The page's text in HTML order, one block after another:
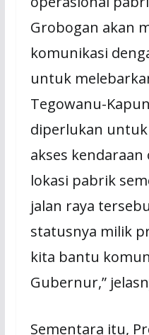
Grobogan akan
komunikasi
untuk
Tegowanu-
diperlukan
akses
lokasi pabrik
jalan raya
statusnya milik
kita bantu
Gubernur,”
Sementara itu,